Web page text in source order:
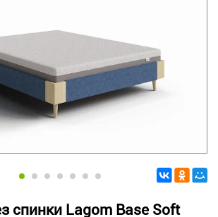
спинки Lagom Base Soft